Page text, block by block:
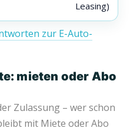
Leasing)
zur E-Auto-
mieten oder Abo
Zulassung – wer schon
mit Miete oder Abo